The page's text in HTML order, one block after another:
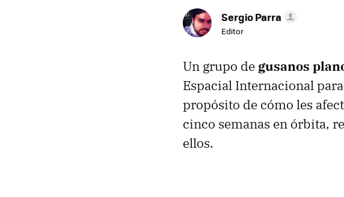
Sergio Parra
Editor
Un grupo de gusanos
Espacial Internacional
propósito de cómo les
cinco semanas en órbita,
ellos.